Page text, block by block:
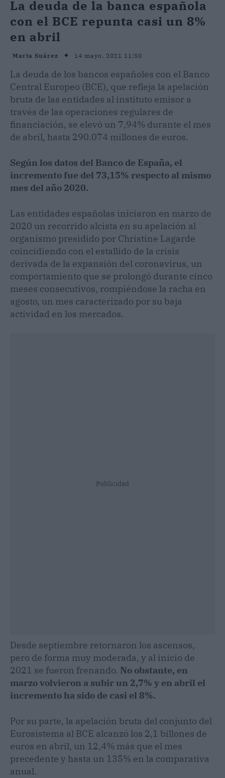
La deuda de la banca española
con el BCE repunta casi un 8%
en abril
Marta Suárez 14 mayo, 2021 11:50
La deuda de los bancos españoles con el Banco
Central Europeo (BCE), que refleja la apelación
bruta de las entidades al instituto emisor a
través de las operaciones regulares de
financiación, se elevó un 7,94% durante el mes
de abril, hasta 290.074 millones de euros.
Según los datos del Banco de España, el
incremento fue del 73,15% respecto al mismo
mes del año 2020.
Las entidades españolas iniciaron en marzo de
2020 un recorrido alcista en su apelación al
organismo presidido por Christine Lagarde
coincidiendo con el estallido de la crisis
derivada de la expansión del coronavirus, un
comportamiento que se prolongó durante cinco
meses consecutivos, rompiéndose la racha en
agosto, un mes caracterizado por su baja
actividad en los mercados.
Publicidad
Desde septiembre retornaron los ascensos,
pero de forma muy moderada, y al inicio de
2021 se fueron frenando. No obstante, en
marzo volvieron a subir un 2,7% y en abril el
incremento ha sido de casi el 8%.
Por su parte, la apelación bruta del conjunto del
Eurosistema al BCE alcanzó los 2,1 billones de
euros en abril, un 12,4% más que el mes
precedente y hasta un 135% en la comparativa
anual.